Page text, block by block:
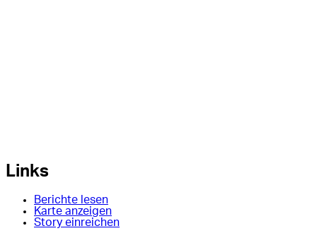
Links
Berichte lesen
Karte anzeigen
Story einreichen